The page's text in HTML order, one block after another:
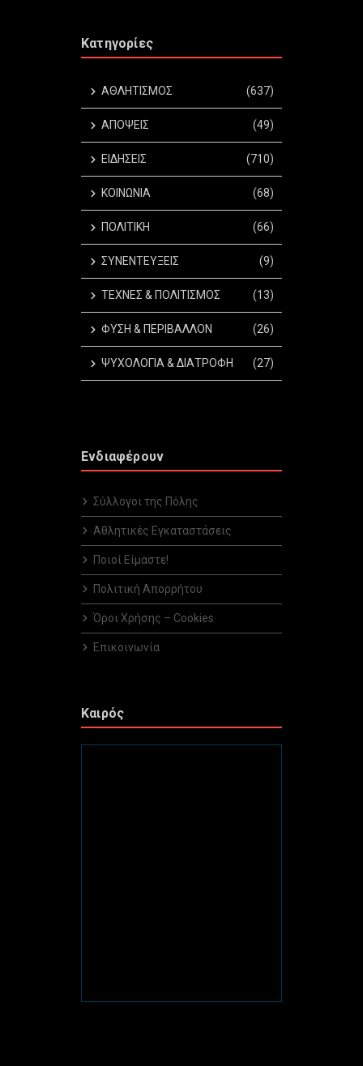
Κατηγορίες
ΑΘΛΗΤΙΣΜΟΣ (637)
ΑΠΟΨΕΙΣ (49)
ΕΙΔΗΣΕΙΣ (710)
ΚΟΙΝΩΝΙΑ (68)
ΠΟΛΙΤΙΚΗ (66)
ΣΥΝΕΝΤΕΥΞΕΙΣ (9)
ΤΕΧΝΕΣ & ΠΟΛΙΤΙΣΜΟΣ (13)
ΦΥΣΗ & ΠΕΡΙΒΑΛΛΟΝ (26)
ΨΥΧΟΛΟΓΙΑ & ΔΙΑΤΡΟΦΗ (27)
Ενδιαφέρουν
Σύλλογοι της Πόλης
Αθλητικές Εγκαταστάσεις
Ποιοί Είμαστε!
Πολιτική Απορρήτου
Όροι Χρήσης – Cookies
Επικοινωνία
Καιρός